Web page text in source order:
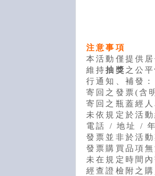
注意事項
本活動僅提供
維持抽獎 之公
行通知、補發：
寄回之發票(含
寄回之瓶蓋經
未依規定於活
電話 / 地址 /
發票並非於活動
發票購買品項
未在規定時間
經查證檢附之